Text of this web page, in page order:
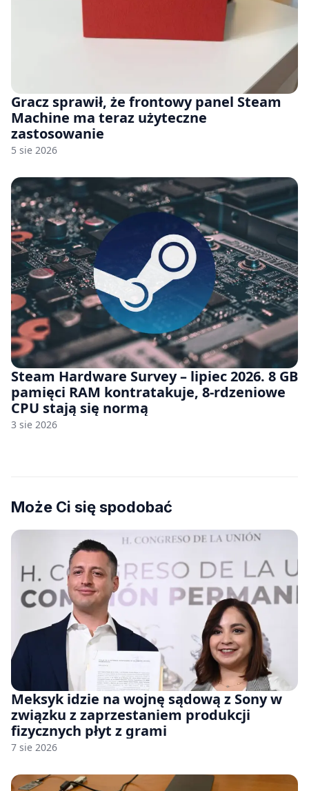
Gracz sprawił, że frontowy panel Steam
Machine ma teraz użyteczne
zastosowanie
5 sie 2026
Steam Hardware Survey – lipiec 2026. 8 GB
pamięci RAM kontratakuje, 8-rdzeniowe
CPU stają się normą
3 sie 2026
Może Ci się spodobać
Meksyk idzie na wojnę sądową z Sony w
związku z zaprzestaniem produkcji
fizycznych płyt z grami
7 sie 2026